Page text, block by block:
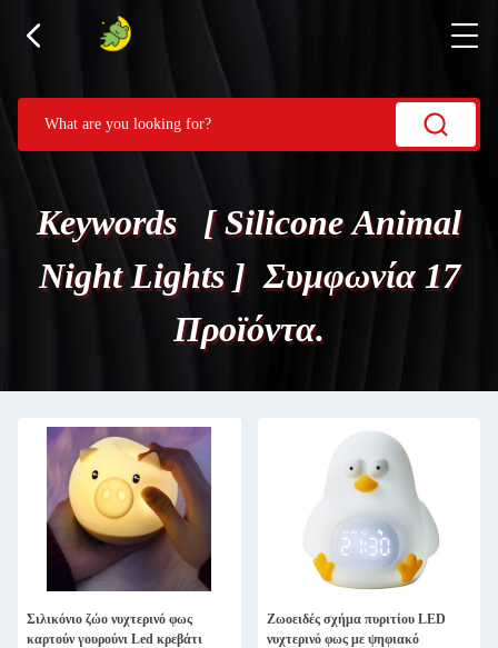
Keywords [ Silicone Animal
Night Lights ] Συμφωνία 17
Προϊόντα.
Σιλικόνιο ζώο νυχτερινό φως
καρτούν γουρούνι Led κρεβάτι
Ζωοειδές σχήμα πυριτίου LED
νυχτερινό φως με ψηφιακό